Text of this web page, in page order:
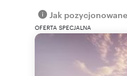
Jak
OFERTA SPECJALNA